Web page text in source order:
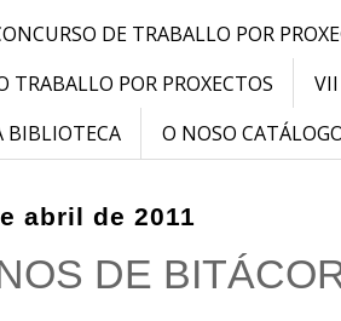
DE TRABALLO POR
TRABALLO POR PROXECTOS
BIBLIOTECA
O NOSO
abril de 2011
DE